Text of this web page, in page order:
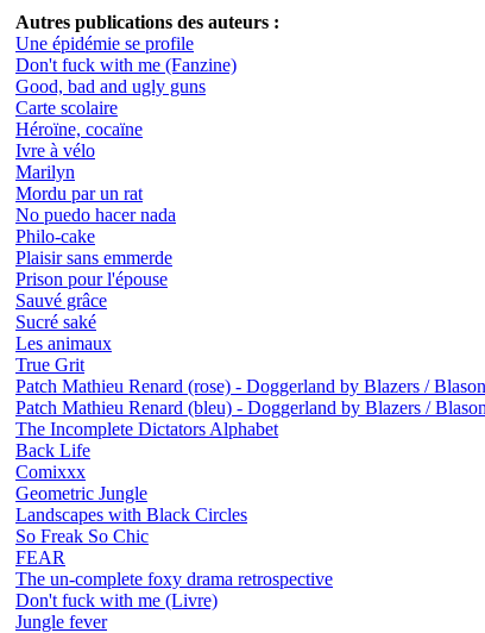
Autres publications des auteurs :
Une épidémie se profile
Don't fuck with me (Fanzine)
Good, bad and ugly guns
Carte scolaire
Héroïne, cocaïne
Ivre à vélo
Marilyn
Mordu par un rat
No puedo hacer nada
Philo-cake
Plaisir sans emmerde
Prison pour l'épouse
Sauvé grâce
Sucré saké
Les animaux
True Grit
Patch Mathieu Renard (rose) - Doggerland by Blazers /
Patch Mathieu Renard (bleu) - Doggerland by Blazers /
The Incomplete Dictators Alphabet
Back Life
Comixxx
Geometric Jungle
Landscapes with Black Circles
So Freak So Chic
FEAR
The un-complete foxy drama retrospective
Don't fuck with me (Livre)
Jungle fever